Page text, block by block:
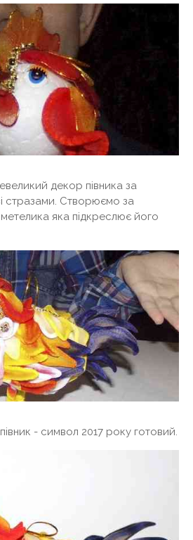
декор півника за
стразами. Створюємо за
яка підкреслює його
- символ 2017 року готовий.